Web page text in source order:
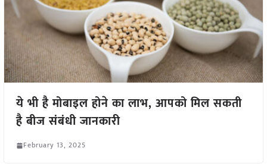
ये भी है मोबाइल होने का लाभ, आपको मिल सकती
है बीज संबंधी जानकारी
February 13, 2025